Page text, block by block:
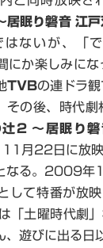
居眠り磐音 江
ないが、「
にか楽しみに
TVBの連ドラ
の後、時代劇
辻2 〜居眠り
月22日に放映
なる。2009年
して特番が放
「土曜時代劇
、遊びに出る日